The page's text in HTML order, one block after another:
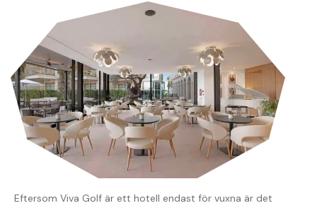
Eftersom Viva Golf är ett hotell endast för vuxna är det